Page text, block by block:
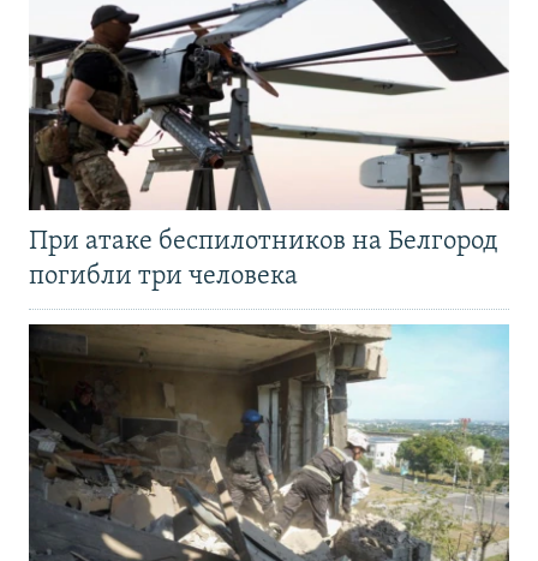
При атаке беспилотников на Белгород
погибли три человека